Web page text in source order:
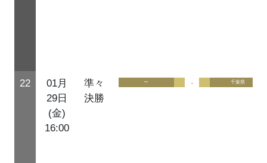
22
01月
29日
(金)
16:00
準々
決勝
ー - 千葉県